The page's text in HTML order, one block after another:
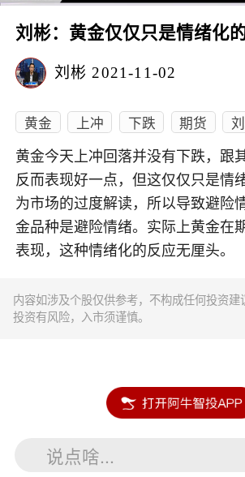
刘彬：黄金仅仅只是情绪化
刘彬 2021-11-02
黄金 上冲 下跌 期货
黄金今天上冲回落并没有下跌，跟
反而表现好一点，但这仅仅只是情
为市场的过度解读，所以导致避险
金品种是避险情绪。实际上黄金在
表现，这种情绪化的反应无厘头。
内容如涉及个股仅供参考，不构成任何投资建
投资有风险，入市须谨慎。
说点啥...